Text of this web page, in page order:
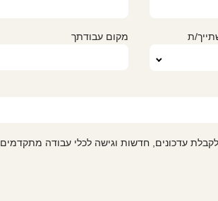
ת מקום עבודתך
עדכונים, חדשות וגישה לכלי עבודה מתקדמים